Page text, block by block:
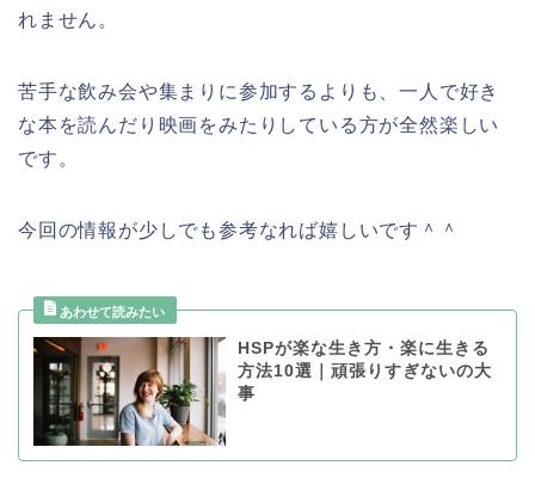
れません。
苦手な飲み会や集まりに参加するよりも、一人で好き
な本を読んだり映画をみたりしている方が全然楽しい
です。
今回の情報が少しでも参考なれば嬉しいです＾＾
HSPが楽な生き方・楽に生きる
方法10選｜頑張りすぎないの大
事